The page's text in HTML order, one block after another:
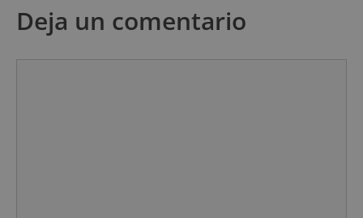
Deja un comentario